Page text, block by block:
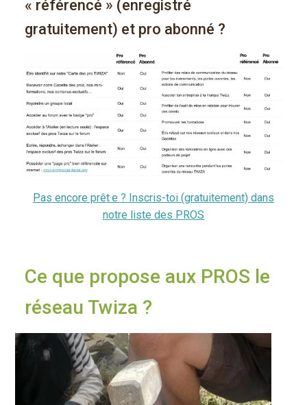
« référencé » (enregistré
gratuitement) et pro abonné ?
Pas encore prêt·e ? Inscris-toi (gratuitement) dans
notre liste des PROS
Ce que propose aux PROS le
réseau Twiza ?